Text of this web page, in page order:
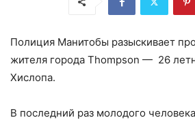
Полиция Манитобы разыскивает
жителя города Thompson — 26
Хислопа.
В последний раз молодого